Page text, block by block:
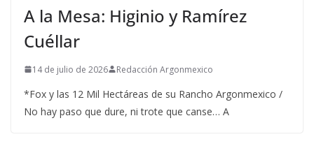
A la Mesa: Higinio y Ramírez
Cuéllar
14 de julio de 2026 Redacción Argonmexico
*Fox y las 12 Mil Hectáreas de su Rancho Argonmexico /
No hay paso que dure, ni trote que canse… A